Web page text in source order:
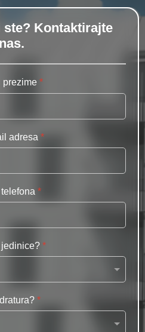
ste? Kontaktirajte
nas.
prezime *
adresa *
*
jedinice? *
*